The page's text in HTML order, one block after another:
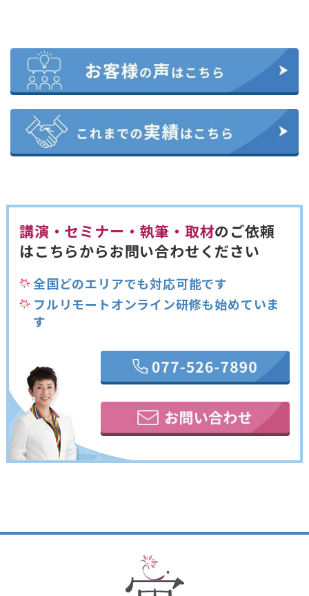
講演・セミナー・執筆・取材のご依頼
はこちらからお問い合わせください
全国どのエリアでも対応可能です
フルリモートオンライン研修も始めていま
す